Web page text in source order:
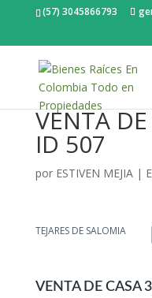
(57) 3045866793
VENTA
ID 507
por ESTIVEN MEJIA|
TEJARES DE SALOMIA
VENTA DE CASA